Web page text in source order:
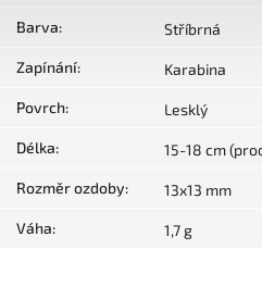
Barva: Stříbrná
Zapínání: Karabina
Povrch: Lesklý
Délka: 15-18 cm
Rozměr ozdoby: 13x13 mm
Váha: 1,7 g